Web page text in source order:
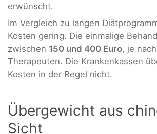
erwünscht.
Im Vergleich zu langen
Kosten gering. Die einmalige
zwischen 150 und 400 Euro, je
Therapeuten. Die Krankenkassen
Kosten in der Regel nicht.
Übergewicht aus
Sicht